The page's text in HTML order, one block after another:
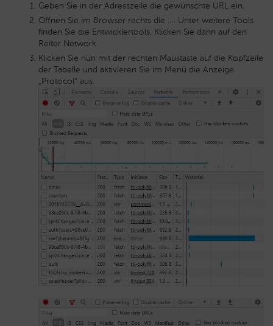
Geben Sie in der Adresszeile die gewünschte URL ein.
Öffnen Sie im Browser rechts die …. Unter weitere Tools
finden Sie die Entwicklertools. Klicken Sie dann auf den
Reiter Network.
Klicken Sie nun mit der rechten Maustaste auf die Kopfzeile
der Tabelle und aktivieren Sie im Menü die Anzeige
„Protocol“ aus.